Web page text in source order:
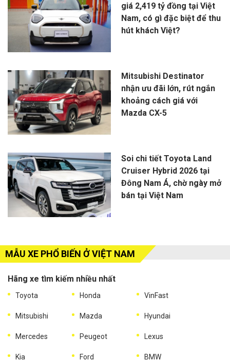
giá 2,419 tỷ đồng tại Việt
Nam, có gì đặc biệt để thu
hút khách Việt?
Mitsubishi Destinator
nhận ưu đãi lớn, rút ngắn
khoảng cách giá với
Mazda CX-5
Soi chi tiết Toyota Land
Cruiser Hybrid 2026 tại
Đông Nam Á, chờ ngày mở
bán tại Việt Nam
MẪU XE PHỔ BIẾN Ở VIỆT NAM
Hãng xe tìm kiếm nhiều nhất
Toyota Honda VinFast
Mitsubishi Mazda Hyundai
Mercedes Peugeot Lexus
Kia Ford BMW